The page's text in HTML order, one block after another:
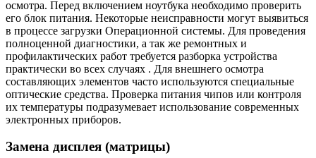
осмотра. Перед включением ноутбука необходимо проверить
его блок питания. Некоторые неисправности могут выявиться
в процессе загрузки Операционной системы. Для проведения
полноценной диагностики, а так же ремонтных и
профилактических работ требуется разборка устройства
практически во всех случаях . Для внешнего осмотра
составляющих элементов часто используются специальные
оптические средства. Проверка питания чипов или контроля
их температуры подразумевает использование современных
электронных приборов.
Замена дисплея (матрицы)